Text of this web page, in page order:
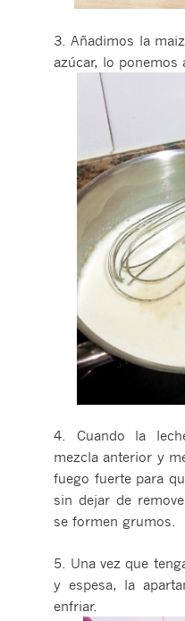
3. Añadimos la
azúcar, lo ponemos
4. Cuando la
mezcla anterior y
fuego fuerte para
sin dejar de
se formen grumos.
5. Una vez que
y espesa, la
enfriar.